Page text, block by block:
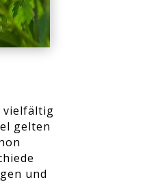
vielfältig
gelten
und